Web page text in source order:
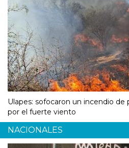
Ulapes: sofocaron un incendio de
por el fuerte viento
NACIONALES